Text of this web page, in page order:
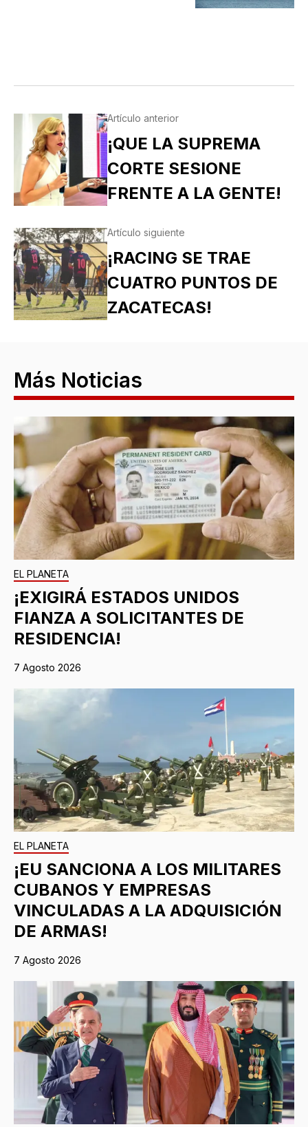
Artículo anterior
¡QUE LA SUPREMA
CORTE SESIONE
FRENTE A LA GENTE!
Artículo siguiente
¡RACING SE TRAE
CUATRO PUNTOS DE
ZACATECAS!
Más Noticias
EL PLANETA
¡EXIGIRÁ ESTADOS UNIDOS
FIANZA A SOLICITANTES DE
RESIDENCIA!
7 Agosto 2026
EL PLANETA
¡EU SANCIONA A LOS MILITARES
CUBANOS Y EMPRESAS
VINCULADAS A LA ADQUISICIÓN
DE ARMAS!
7 Agosto 2026